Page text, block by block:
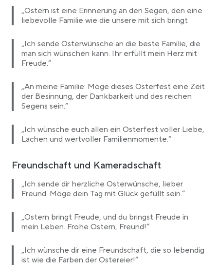
„Ostern ist eine Erinnerung an den Segen, den eine
liebevolle Familie wie die unsere mit sich bringt
„Ich sende Osterwünsche an die beste Familie, die
man sich wünschen kann. Ihr erfüllt mein Herz mit
Freude.“
„An meine Familie: Möge dieses Osterfest eine Zeit
der Besinnung, der Dankbarkeit und des reichen
Segens sein.“
„Ich wünsche euch allen ein Osterfest voller Liebe,
Lachen und wertvoller Familienmomente.“
Freundschaft und Kameradschaft
„Ich sende dir herzliche Osterwünsche, lieber
Freund. Möge dein Tag mit Glück gefüllt sein.“
„Ostern bringt Freude, und du bringst Freude in
mein Leben. Frohe Ostern, Freund!“
„Ich wünsche dir eine Freundschaft, die so lebendig
ist wie die Farben der Ostereier!“